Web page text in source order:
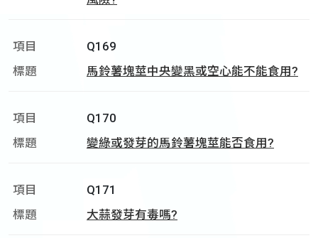
Q169
馬鈴薯塊莖中央變黑或空心能不能食用?
Q170
變綠或發芽的馬鈴薯塊莖能否食用?
Q171
大蒜發芽有毒嗎?